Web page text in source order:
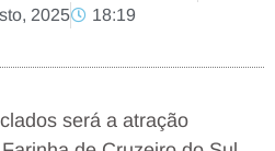
2025
18:19
será a atração